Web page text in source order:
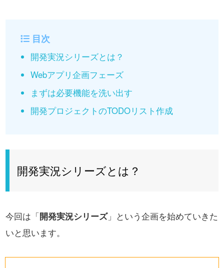
目次
開発実況シリーズとは？
Webアプリ企画フェーズ
まずは必要機能を洗い出す
開発プロジェクトのTODOリスト作成
開発実況シリーズとは？
今回は「開発実況シリーズ」という企画を始めていきた
いと思います。